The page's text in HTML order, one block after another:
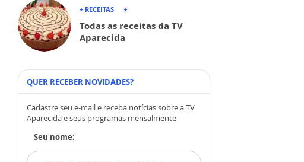
+ RECEITAS
Todas as receitas da TV
Aparecida
QUER RECEBER NOVIDADES?
Cadastre seu e-mail e receba notícias sobre a TV
Aparecida e seus programas mensalmente
Seu nome: